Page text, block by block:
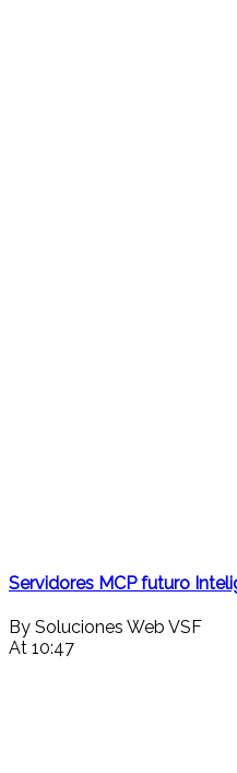
Servidores MCP futuro
By Soluciones Web VSF
At 10:47